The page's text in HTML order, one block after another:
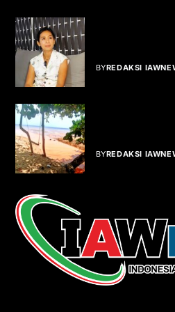
BYREDAKSI
BYREDAKSI